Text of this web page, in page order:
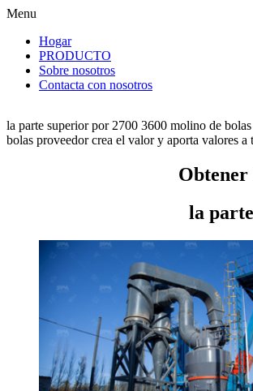
Menu
Hogar
PRODUCTO
Sobre nosotros
Contacta con nosotros
la parte superior por 2700 3600 molino de
bolas proveedor crea el valor y aporta valores a
Obtener
la